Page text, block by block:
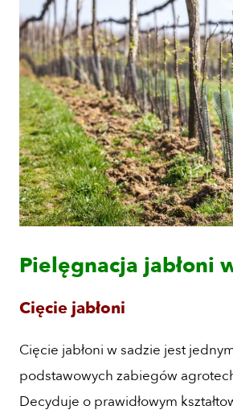
Pielęgnacja jabłoni
Cięcie jabłoni
Cięcie jabłoni w sadzie jest
podstawowych zabiegów
Decyduje o prawidłowym